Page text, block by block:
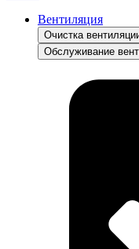
Вентиляция
Очистка
Обслуживание